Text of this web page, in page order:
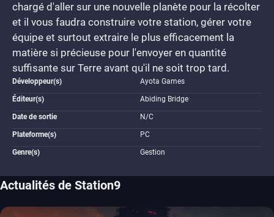
chargé d'aller sur une nouvelle planète pour la récolter
et il vous faudra construire votre station, gérer votre
équipe et surtout extraire le plus efficacement la
matière si précieuse pour l'envoyer en quantité
suffisante sur Terre avant qu'il ne soit trop tard.
Développeur(s) Ayota Games
Éditeur(s) Abiding Bridge
Date de sortie N/C
Plateforme(s) PC
Genre(s) Gestion
Actualités de Station9